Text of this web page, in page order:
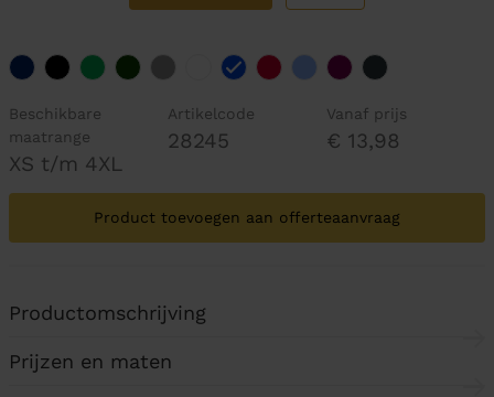
Beschikbare
maatrange
XS t/m 4XL
Artikelcode
28245
Vanaf prijs
€ 13,98
Product toevoegen aan offerteaanvraag
Productomschrijving
Prijzen en maten